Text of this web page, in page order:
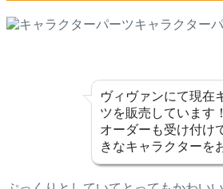
キャラクター
ヴィヴァンにて現在
ツを販売しています
オーダーも受け付け
きなキャラクターを